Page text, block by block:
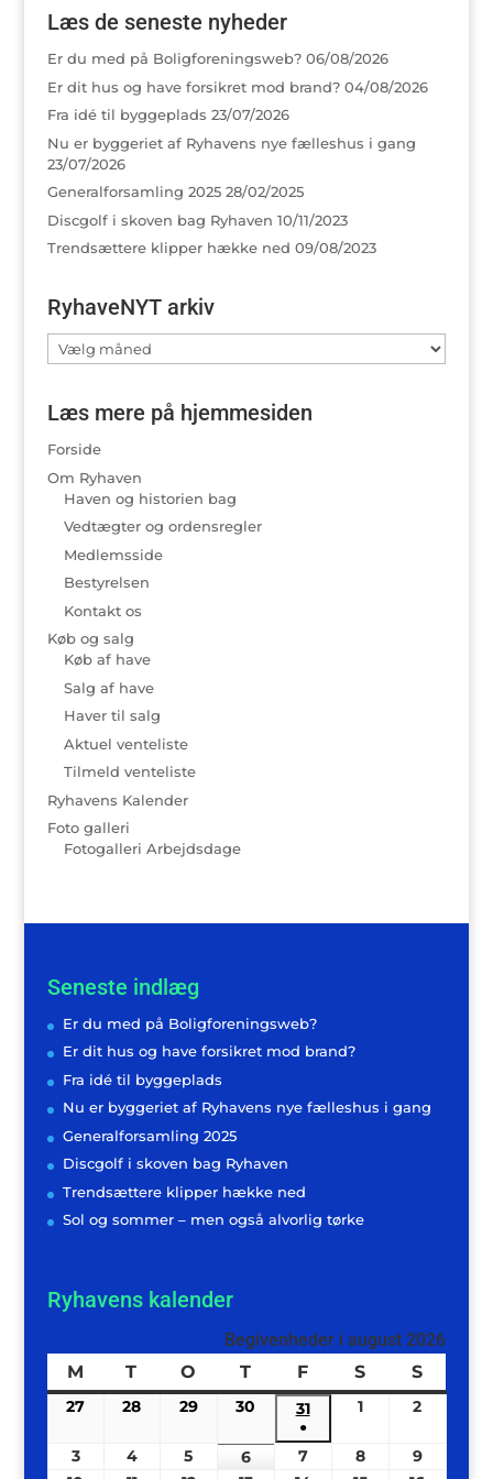
Læs de seneste nyheder
Er du med på Boligforeningsweb? 06/08/2026
Er dit hus og have forsikret mod brand? 04/08/2026
Fra idé til byggeplads 23/07/2026
Nu er byggeriet af Ryhavens nye fælleshus i gang
23/07/2026
Generalforsamling 2025 28/02/2025
Discgolf i skoven bag Ryhaven 10/11/2023
Trendsættere klipper hække ned 09/08/2023
RyhaveNYT arkiv
RyhaveNYT
arkiv
Læs mere på hjemmesiden
Forside
Om Ryhaven
Haven og historien bag
Vedtægter og ordensregler
Medlemsside
Bestyrelsen
Kontakt os
Køb og salg
Køb af have
Salg af have
Haver til salg
Aktuel venteliste
Tilmeld venteliste
Ryhavens Kalender
Foto galleri
Fotogalleri Arbejdsdage
Seneste indlæg
Er du med på Boligforeningsweb?
Er dit hus og have forsikret mod brand?
Fra idé til byggeplads
Nu er byggeriet af Ryhavens nye fælleshus i gang
Generalforsamling 2025
Discgolf i skoven bag Ryhaven
Trendsættere klipper hække ned
Sol og sommer – men også alvorlig tørke
Ryhavens kalender
Begivenheder i august 2026
M mandag
T tirsdag
O onsdag
Ttorsdag
Ffredag
Slørdag
Ssøndag
27 27/07/2026
28 28/07/2026
2929/07/2026
30 30/07/2026
3131/07/2026
●
(1
101/08/2026
2
303/08/2026
404/08/2026
5 05/08/2026
606/08/2026
707/08/2026
808/08/2026
909/08/